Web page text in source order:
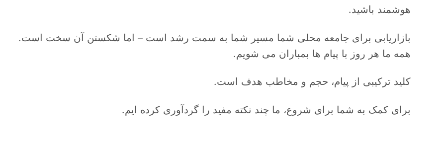
هوشمند باشید.
بازاریابی برای جامعه محلی شما مسیر شما به سمت رشد است – اما شکستن آن سخت است.
همه ما هر روز با پیام ها بمباران می شویم.
کلید ترکیبی از پیام، حجم و مخاطب هدف است.
برای کمک به شما برای شروع، ما چند نکته مفید را گردآوری کرده ایم.